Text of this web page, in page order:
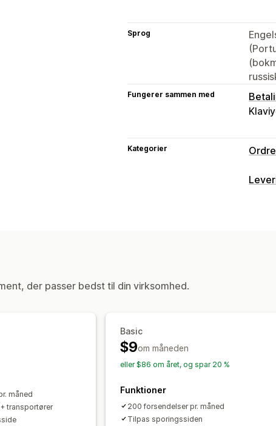
Sprog
Fungerer sammen med
Kategorier
der passer bedst til din virksomhed.
måned
transportører
Basic
$9om måneden
eller $86 om året, og spar 20 %
Funktioner
200 forsendelser pr. måned
Tilpas sporingssiden